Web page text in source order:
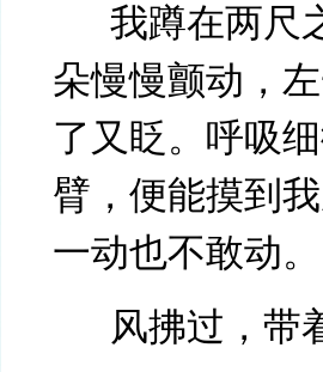
我蹲在两尺
朵慢慢颤动，
了又眨。呼吸
臂，便能摸到
一动也不敢动。
风拂过，带